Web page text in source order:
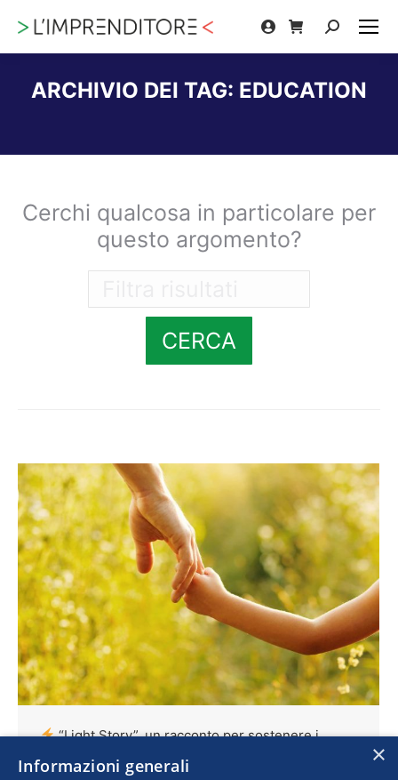
Cerca:
ARCHIVIO DEI TAG: EDUCATION
Cerchi qualcosa in particolare per
questo argomento?
CERCA
“Light Story”, un racconto per sostenere i
progetti dedicati ai minori in Nepal
×
Informazioni generali